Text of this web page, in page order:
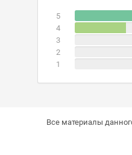
5
4
3
2
1
Все материалы